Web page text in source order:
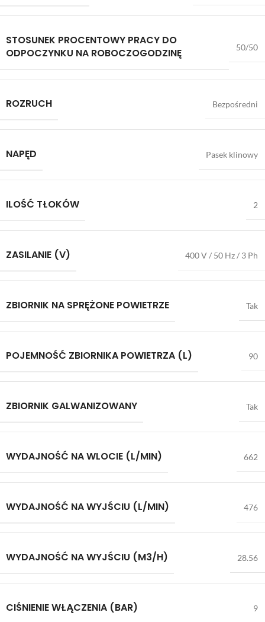
STOSUNEK PROCENTOWY PRACY DO
ODPOCZYNKU NA ROBOCZOGODZINĘ
50/50
ROZRUCH Bezpośredni
NAPĘD Pasek klinowy
ILOŚĆ TŁOKÓW 2
ZASILANIE (V) 400 V / 50 Hz / 3 Ph
ZBIORNIK NA SPRĘŻONE POWIETRZE Tak
POJEMNOŚĆ ZBIORNIKA POWIETRZA (L) 90
ZBIORNIK GALWANIZOWANY Tak
WYDAJNOŚĆ NA WLOCIE (L/MIN) 662
WYDAJNOŚĆ NA WYJŚCIU (L/MIN) 476
WYDAJNOŚĆ NA WYJŚCIU (M3/H) 28.56
CIŚNIENIE WŁĄCZENIA (BAR) 9